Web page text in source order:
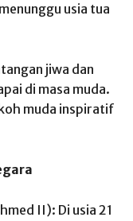
usia tua
jiwa dan
di masa muda.
muda inspiratif
II): Di usia 21